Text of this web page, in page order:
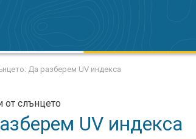
Да разберем UV индекса
от слънцето
UV индекса